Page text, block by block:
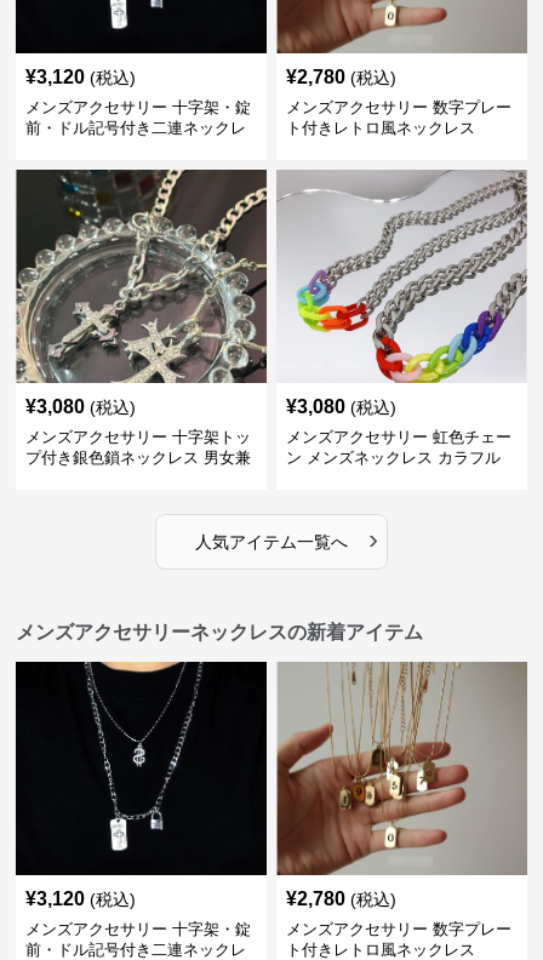
¥3,120 (税込)
メンズアクセサリー 十字架・錠
前・ドル記号付き二連ネックレ
¥2,780 (税込)
メンズアクセサリー 数字プレー
ト付きレトロ風ネックレス
¥3,080 (税込)
メンズアクセサリー 十字架トッ
プ付き銀色鎖ネックレス 男女兼
¥3,080 (税込)
メンズアクセサリー 虹色チェー
ン メンズネックレス カラフル
人気アイテム一覧へ ›
メンズアクセサリーネックレスの新着アイテム
¥3,120 (税込)
メンズアクセサリー 十字架・錠
前・ドル記号付き二連ネックレ
¥2,780 (税込)
メンズアクセサリー 数字プレー
ト付きレトロ風ネックレス